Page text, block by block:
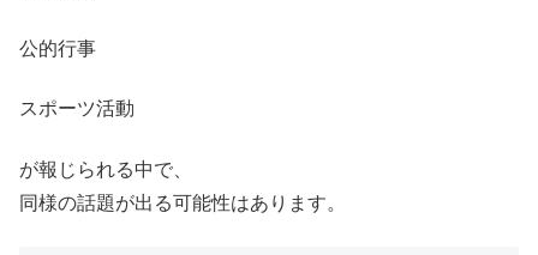
公的行事
スポーツ活動
が報じられる中で、
同様の話題が出る可能性はあります。